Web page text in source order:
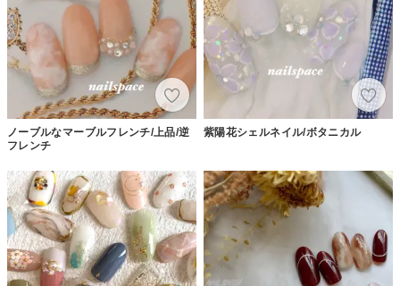
ノーブルなマーブルフレンチ/上品/逆
フレンチ
紫陽花シェルネイル/ボタニカル